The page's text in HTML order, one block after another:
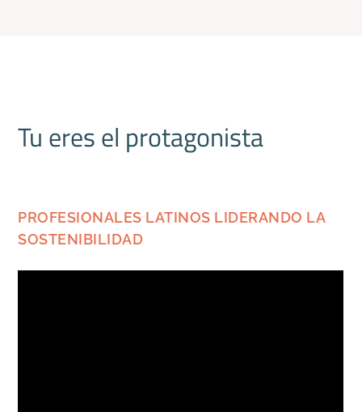
Tu eres el protagonista
PROFESIONALES LATINOS LIDERANDO LA
SOSTENIBILIDAD